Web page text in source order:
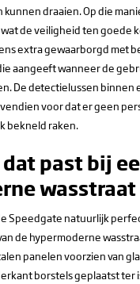
draaien. Op die
de veiligheid ten goede
extra gewaarborgd met
aangeeft wanneer de
De detectielussen binnen
voor dat er geen
bekneld raken.
past bij
wasstraat
Speedgate natuurlijk
de hypermoderne
panelen voorzien van
borstels geplaatst ter